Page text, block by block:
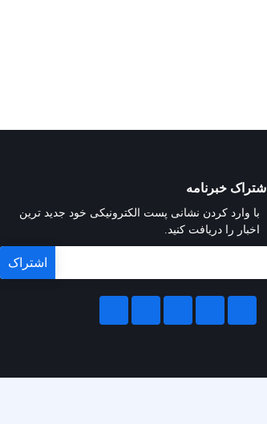
اشتراک خبرنامه
با وارد کردن نشانی پست الکترونیکی خود جدید ترین
اخبار را دریافت کنید.